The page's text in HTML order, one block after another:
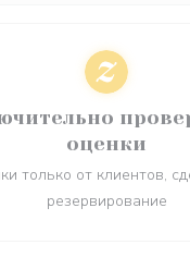
оценки
только от клиентов,
резервирование